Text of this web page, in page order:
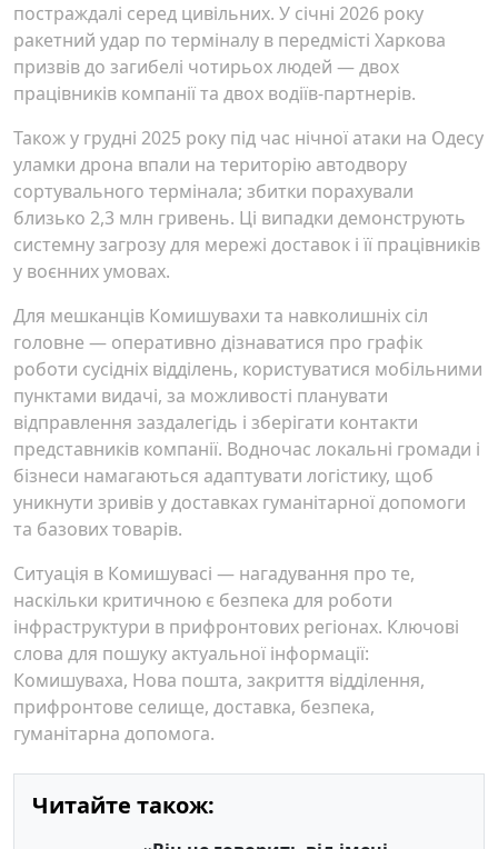
постраждалі серед цивільних. У січні 2026 року
ракетний удар по терміналу в передмісті Харкова
призвів до загибелі чотирьох людей — двох
працівників компанії та двох водіїв-партнерів.
Також у грудні 2025 року під час нічної атаки на Одесу
уламки дрона впали на територію автодвору
сортувального термінала; збитки порахували
близько 2,3 млн гривень. Ці випадки демонструють
системну загрозу для мережі доставок і її працівників
у воєнних умовах.
Для мешканців Комишувахи та навколишніх сіл
головне — оперативно дізнаватися про графік
роботи сусідніх відділень, користуватися мобільними
пунктами видачі, за можливості планувати
відправлення заздалегідь і зберігати контакти
представників компанії. Водночас локальні громади і
бізнеси намагаються адаптувати логістику, щоб
уникнути зривів у доставках гуманітарної допомоги
та базових товарів.
Ситуація в Комишувасі — нагадування про те,
наскільки критичною є безпека для роботи
інфраструктури в прифронтових регіонах. Ключові
слова для пошуку актуальної інформації:
Комишуваха, Нова пошта, закриття відділення,
прифронтове селище, доставка, безпека,
гуманітарна допомога.
Читайте також: